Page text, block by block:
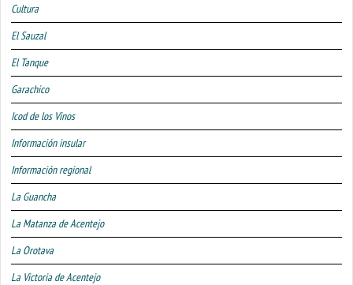
Cultura
El Sauzal
El Tanque
Garachico
Icod de los Vinos
Información insular
Información regional
La Guancha
La Matanza de Acentejo
La Orotava
La Victoria de Acentejo